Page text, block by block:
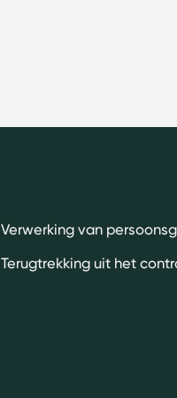
Verwerking van
Terugtrekking uit het